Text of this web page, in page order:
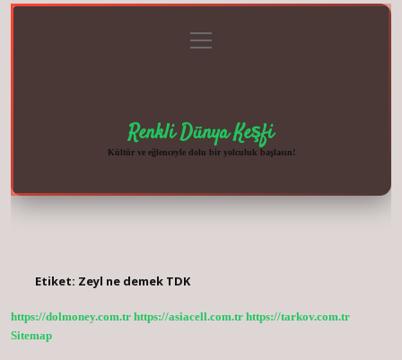
menüyü
aç
Renkli Dünya Keşfi
Kültür ve eğlenceyle dolu bir yolculuk başlasın!
Etiket: Zeyl ne demek TDK
https://dolmoney.com.tr https://asiacell.com.tr https://tarkov.com.tr
Sitemap